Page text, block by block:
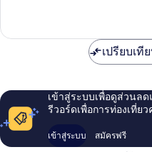
เปรียบเ
เข้าสู่ระบบเพื่อดูส่วนล
รีวอร์ดเพื่อการท่องเที่ยว
เข้าสู่ระบบ สมัครฟรี